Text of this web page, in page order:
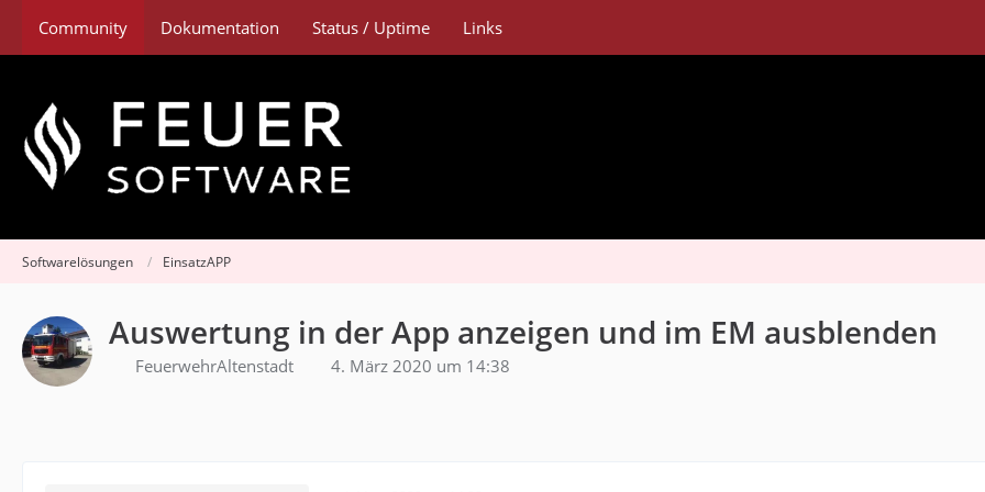
Community Dokumentation Status / Uptime Links
Softwarelösungen EinsatzAPP
Auswertung in der App anzeigen und im EM ausblenden
FeuerwehrAltenstadt 4. März 2020 um 14:38